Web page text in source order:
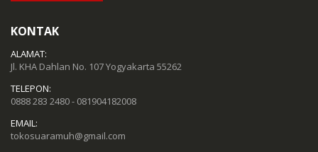
KONTAK
ALAMAT:
Jl. KHA Dahlan No. 107 Yogyakarta 55262
TELEPON:
0888 283 2480 - 081904182008
EMAIL:
tokosuaramuh@gmail.com